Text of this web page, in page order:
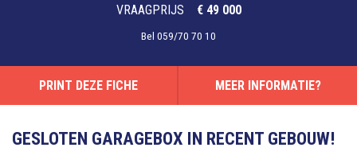
VRAAGPRIJS € 49 000
Bel 059/70 70 10
PRINT DEZE FICHE MEER INFORMATIE?
GESLOTEN GARAGEBOX IN RECENT GEBOUW!